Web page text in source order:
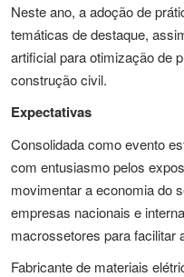
Neste ano, a adoção de
temáticas de destaque,
artificial para otimização de
construção civil.
Expectativas
Consolidada como evento
com entusiasmo pelos
movimentar a economia do
empresas nacionais e
macrossetores para facilitar
Fabricante de materiais